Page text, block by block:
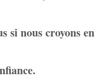
si nous croyons en